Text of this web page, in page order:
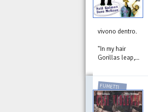
vivono dentro.
"In my hair
Gorillas leap,...
FUMETTI